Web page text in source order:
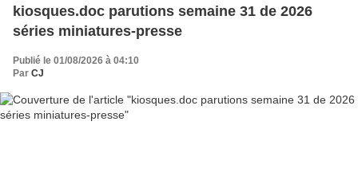
kiosques.doc parutions semaine 31 de 2026
séries miniatures-presse
Publié le 01/08/2026 à 04:10
Par CJ